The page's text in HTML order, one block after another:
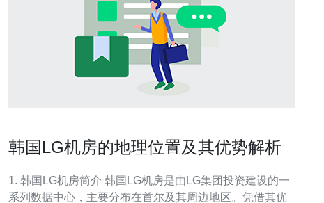
韩国LG机房的地理位置及其优势解析
1. 韩国LG机房简介 韩国LG机房是由LG集团投资建设的一
系列数据中心，主要分布在首尔及其周边地区。凭借其优